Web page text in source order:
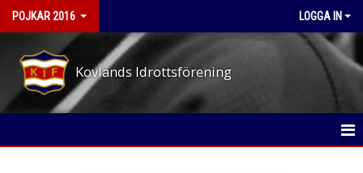
POJKAR 2016 LOGGA IN
Kovlands Idrottsförening